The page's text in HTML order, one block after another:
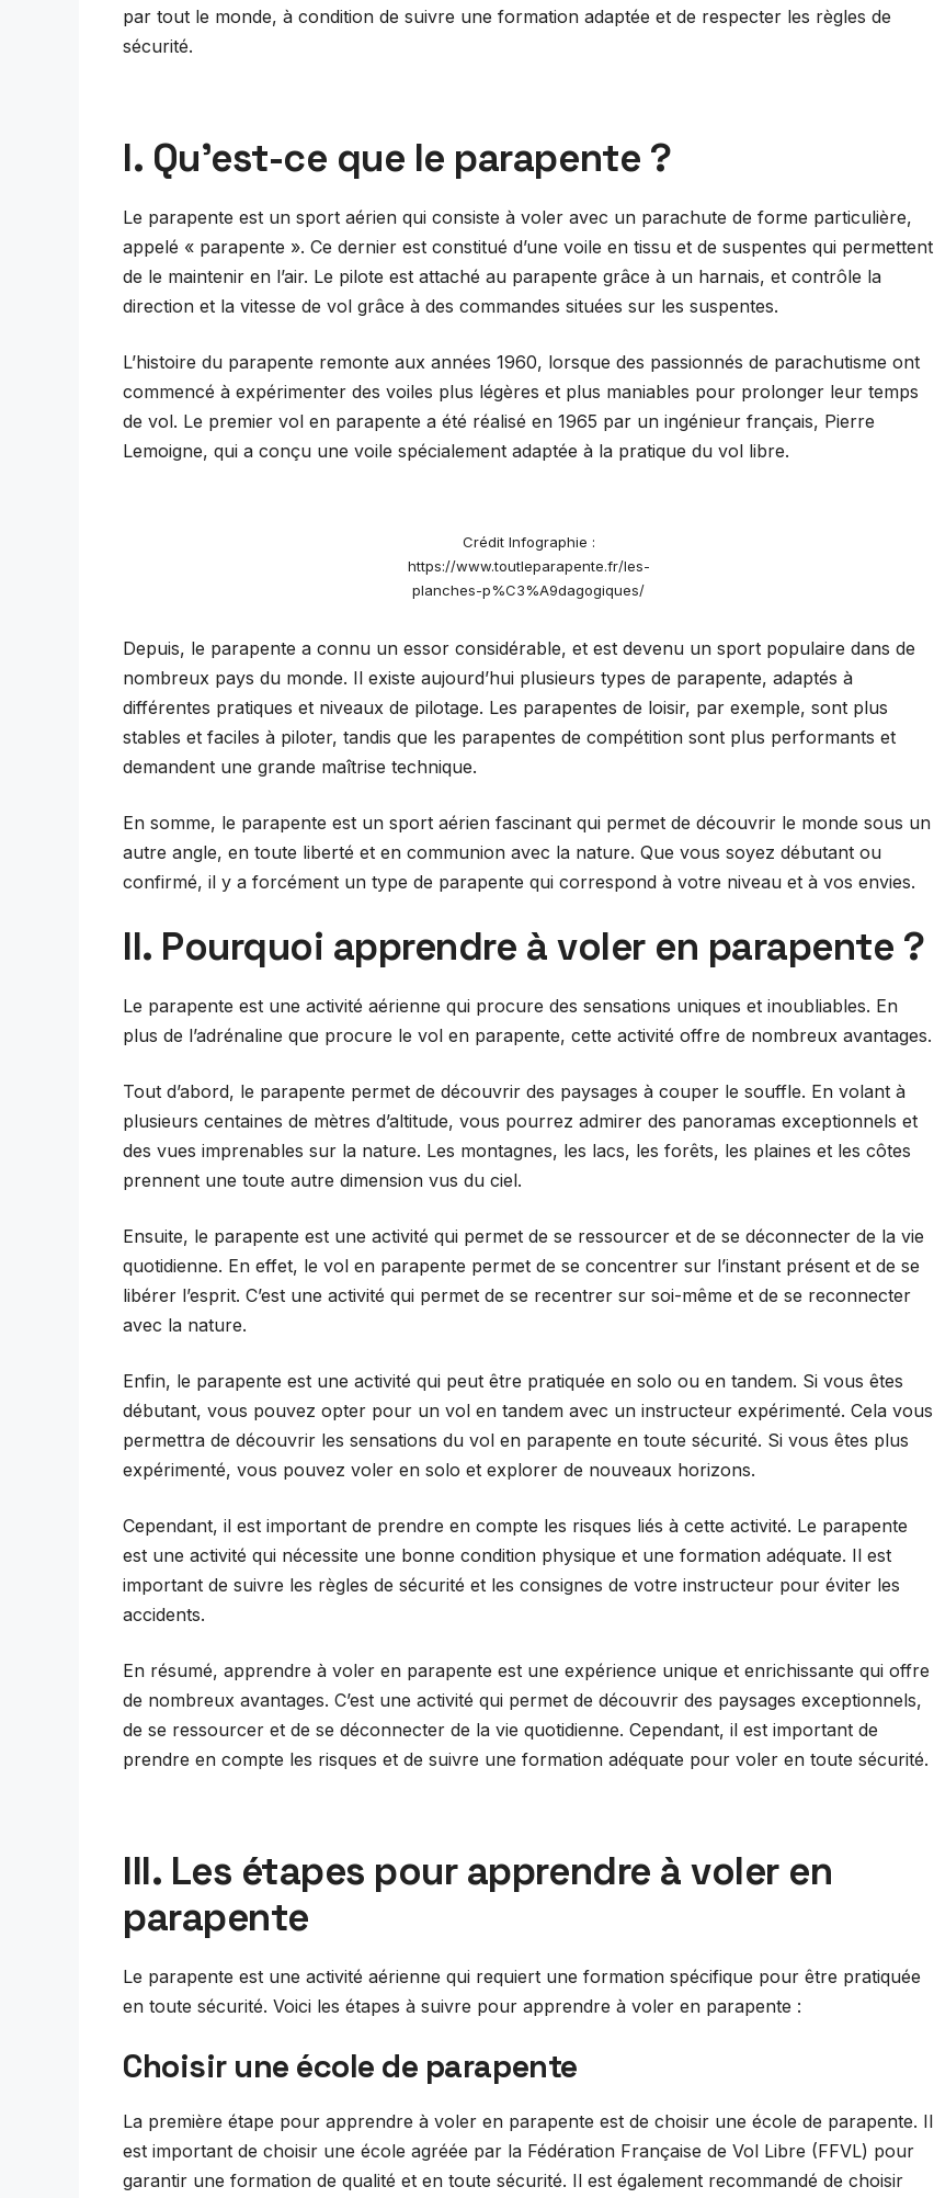
par tout le monde, à condition de suivre une formation adaptée et de respecter les règles de
sécurité.
I. Qu’est-ce que le parapente ?
Le parapente est un sport aérien qui consiste à voler avec un parachute de forme particulière,
appelé « parapente ». Ce dernier est constitué d’une voile en tissu et de suspentes qui permettent
de le maintenir en l’air. Le pilote est attaché au parapente grâce à un harnais, et contrôle la
direction et la vitesse de vol grâce à des commandes situées sur les suspentes.
L’histoire du parapente remonte aux années 1960, lorsque des passionnés de parachutisme ont
commencé à expérimenter des voiles plus légères et plus maniables pour prolonger leur temps
de vol. Le premier vol en parapente a été réalisé en 1965 par un ingénieur français, Pierre
Lemoigne, qui a conçu une voile spécialement adaptée à la pratique du vol libre.
Crédit Infographie :
https://www.toutleparapente.fr/les-
planches-p%C3%A9dagogiques/
Depuis, le parapente a connu un essor considérable, et est devenu un sport populaire dans de
nombreux pays du monde. Il existe aujourd’hui plusieurs types de parapente, adaptés à
différentes pratiques et niveaux de pilotage. Les parapentes de loisir, par exemple, sont plus
stables et faciles à piloter, tandis que les parapentes de compétition sont plus performants et
demandent une grande maîtrise technique.
En somme, le parapente est un sport aérien fascinant qui permet de découvrir le monde sous un
autre angle, en toute liberté et en communion avec la nature. Que vous soyez débutant ou
confirmé, il y a forcément un type de parapente qui correspond à votre niveau et à vos envies.
II. Pourquoi apprendre à voler en parapente ?
Le parapente est une activité aérienne qui procure des sensations uniques et inoubliables. En
plus de l’adrénaline que procure le vol en parapente, cette activité offre de nombreux avantages.
Tout d’abord, le parapente permet de découvrir des paysages à couper le souffle. En volant à
plusieurs centaines de mètres d’altitude, vous pourrez admirer des panoramas exceptionnels et
des vues imprenables sur la nature. Les montagnes, les lacs, les forêts, les plaines et les côtes
prennent une toute autre dimension vus du ciel.
Ensuite, le parapente est une activité qui permet de se ressourcer et de se déconnecter de la vie
quotidienne. En effet, le vol en parapente permet de se concentrer sur l’instant présent et de se
libérer l’esprit. C’est une activité qui permet de se recentrer sur soi-même et de se reconnecter
avec la nature.
Enfin, le parapente est une activité qui peut être pratiquée en solo ou en tandem. Si vous êtes
débutant, vous pouvez opter pour un vol en tandem avec un instructeur expérimenté. Cela vous
permettra de découvrir les sensations du vol en parapente en toute sécurité. Si vous êtes plus
expérimenté, vous pouvez voler en solo et explorer de nouveaux horizons.
Cependant, il est important de prendre en compte les risques liés à cette activité. Le parapente
est une activité qui nécessite une bonne condition physique et une formation adéquate. Il est
important de suivre les règles de sécurité et les consignes de votre instructeur pour éviter les
accidents.
En résumé, apprendre à voler en parapente est une expérience unique et enrichissante qui offre
de nombreux avantages. C’est une activité qui permet de découvrir des paysages exceptionnels,
de se ressourcer et de se déconnecter de la vie quotidienne. Cependant, il est important de
prendre en compte les risques et de suivre une formation adéquate pour voler en toute sécurité.
III. Les étapes pour apprendre à voler en
parapente
Le parapente est une activité aérienne qui requiert une formation spécifique pour être pratiquée
en toute sécurité. Voici les étapes à suivre pour apprendre à voler en parapente :
Choisir une école de parapente
La première étape pour apprendre à voler en parapente est de choisir une école de parapente. Il
est important de choisir une école agréée par la Fédération Française de Vol Libre (FFVL) pour
garantir une formation de qualité et en toute sécurité. Il est également recommandé de choisir